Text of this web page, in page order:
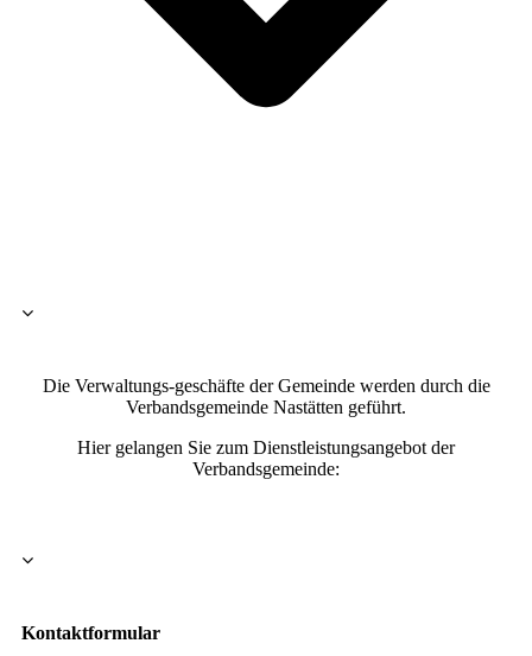
Die Verwaltungs-geschäfte der Gemeinde werden durch die
Verbandsgemeinde Nastätten geführt.
Hier gelangen Sie zum Dienstleistungsangebot der
Verbandsgemeinde:
Kontaktformular